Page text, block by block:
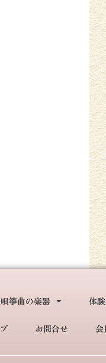
箏曲の楽器 体
お問合せ 会